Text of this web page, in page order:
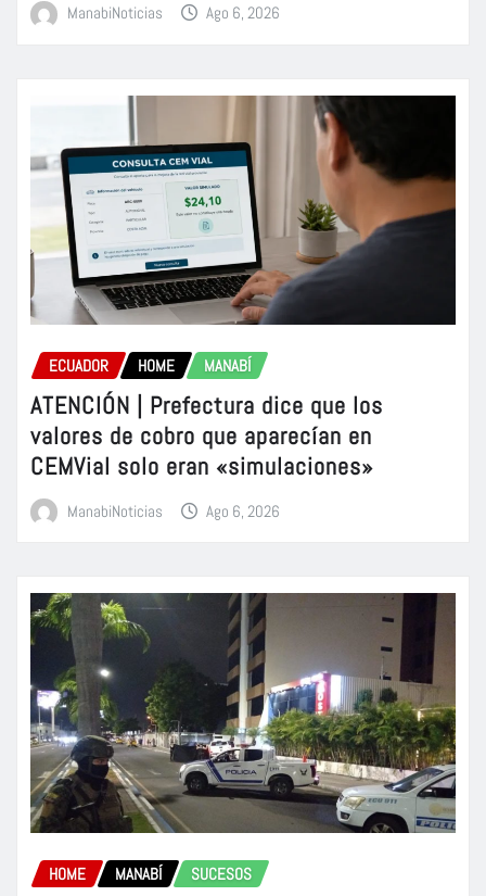
ManabiNoticias Ago 6, 2026
ECUADOR HOME MANABÍ
ATENCIÓN | Prefectura dice que los
valores de cobro que aparecían en
CEMVial solo eran «simulaciones»
ManabiNoticias Ago 6, 2026
HOME MANABÍ SUCESOS